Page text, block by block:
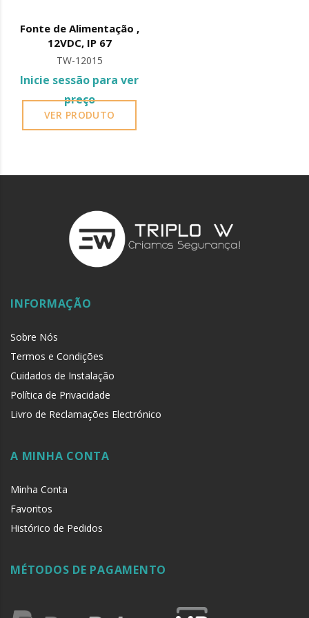
Fonte de Alimentação ,
12VDC, IP 67
TW-12015
Inicie sessão para ver
preço
VER PRODUTO
INFORMAÇÃO
Sobre Nós
Termos e Condições
Cuidados de Instalação
Política de Privacidade
Livro de Reclamações Electrónico
A MINHA CONTA
Minha Conta
Favoritos
Histórico de Pedidos
MÉTODOS DE PAGAMENTO